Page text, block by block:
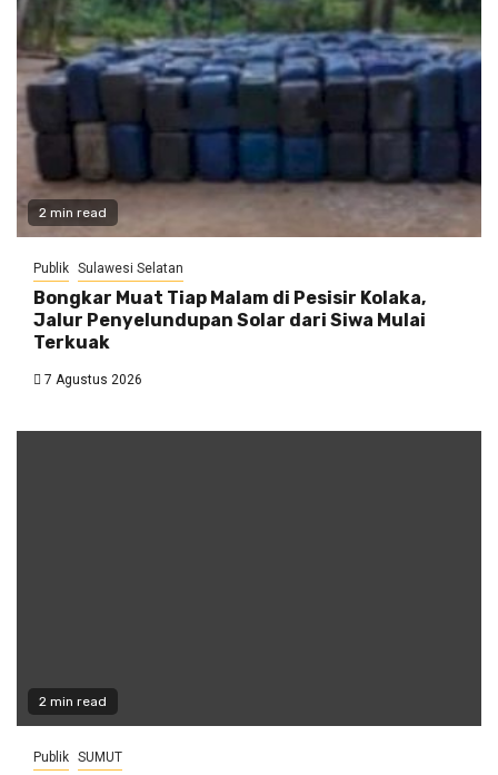
2 min read
Publik Sulawesi Selatan
Bongkar Muat Tiap Malam di Pesisir Kolaka,
Jalur Penyelundupan Solar dari Siwa Mulai
Terkuak
7 Agustus 2026
2 min read
Publik SUMUT